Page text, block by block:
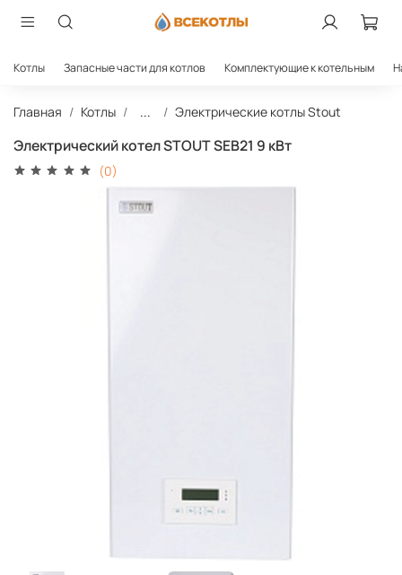
Котлы Запасные части для котлов Комплектующие к котельным
Главная Котлы ... Электрические котлы Stout
Электрический котел STOUT SEB21 9 кВт
(0)